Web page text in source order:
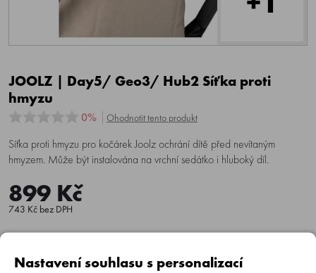
JOOLZ | Day5/ Geo3/ Hub2 Síťka proti
hmyzu
0% Ohodnotit tento produkt
Síťka proti hmyzu pro kočárek Joolz ochrání dítě před nevítaným
hmyzem. Může být instalována na vrchní sedátko i hluboký díl.
899 Kč
743 Kč bez DPH
Do košíku
Nastavení souhlasu s personalizací